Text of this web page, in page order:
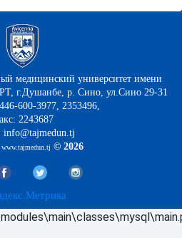
медицинский университет имени
г.Душанбе, р. Сино, ул.Сино 29-31
600-3977, 2353496,
2243687
info@tajmedun.tj
www.tajmedun.tj © 2026